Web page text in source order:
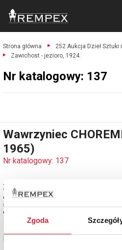
Zgoda
Strona główna
252 Aukcja Dzieł Sztuki
Zawichost - jezioro, 1924.
Nr katalogowy: 137
Wawrzyniec
1965)
Nr katalogowy: 137
Zawichost - jezioro, 1924
olej, płótno; 51 x 71,5 cm;
sygn., dat. i opisany p. d.: W.Chorembalski
estymacja: 3 600 - 4 800 zł